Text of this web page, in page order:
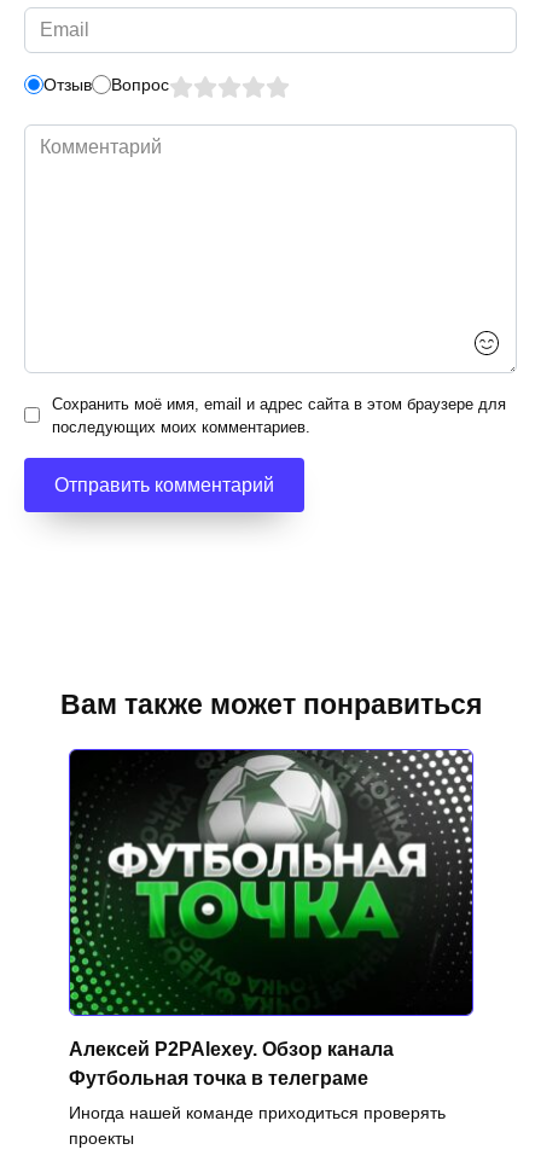
Email
*
Отзыв Вопрос
Комментарий
Сохранить моё имя, email и адрес сайта в этом браузере для
последующих моих комментариев.
Вам также может понравиться
Алексей P2PAlexey. Обзор канала
Футбольная точка в телеграме
Иногда нашей команде приходиться проверять
проекты